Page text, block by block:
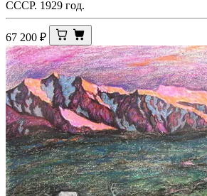
СССР. 1929 год.
67 200 ₽